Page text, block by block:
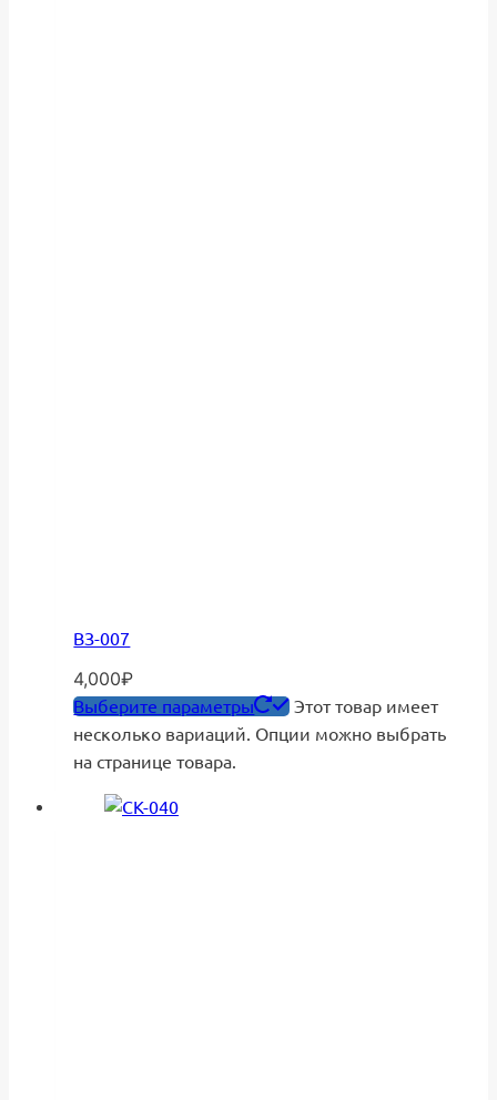
ВЗ-007
4,000₽
Выберите параметры
Этот товар имеет
несколько вариаций. Опции можно выбрать
на странице товара.